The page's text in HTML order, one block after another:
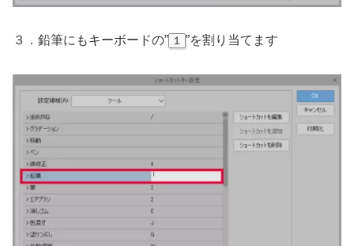
３．鉛筆にもキーボードの” １ ”を割り当てます